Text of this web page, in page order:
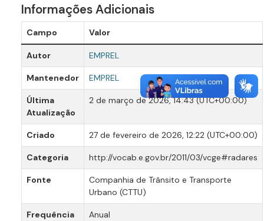
Informações Adicionais
Campo Valor
Autor EMPREL
Mantenedor EMPREL
Última
Atualização
2 de março de 2026, 14:43 (UTC+00:00)
Criado 27 de fevereiro de 2026, 12:22 (UTC+00:00)
Categoria http://vocab.e.gov.br/2011/03/vcge#radares
Fonte
Companhia de Trânsito e Transporte
Urbano (CTTU)
Frequência
Anual